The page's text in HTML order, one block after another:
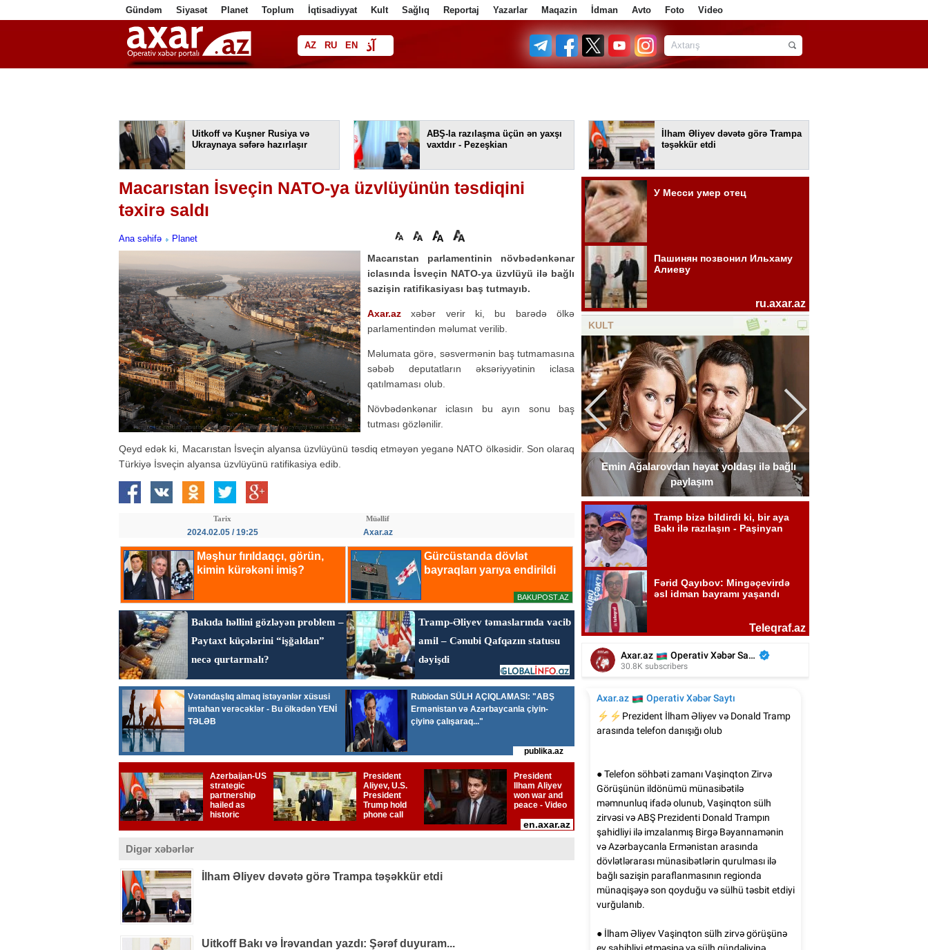
Gündəm Siyasət Planet Toplum İqtisadiyyat Kult Sağlıq Reportaj Yazarlar Maqazin İdman Avto Foto Video
AZ RU EN آذ
فا
Uitkoff və Kuşner Rusiya və
Ukraynaya səfərə hazırlaşır
ABŞ-la razılaşma üçün ən yaxşı
vaxtdır - Pezeşkian
İlham Əliyev dəvətə görə Trampa
təşəkkür etdi
Macarıstan İsveçin NATO-ya üzvlüyünün təsdiqini
təxirə saldı
Ana səhifə Planet
Macarıstan parlamentinin növbədənkənar
iclasında İsveçin NATO-ya üzvlüyü ilə bağlı
sazişin ratifikasiyası baş tutmayıb.
Axar.az xəbər verir ki, bu barədə ölkə
parlamentindən məlumat verilib.
Məlumata görə, səsvermənin baş tutmamasına
səbəb deputatların əksəriyyətinin iclasa
qatılmaması olub.
Növbədənkənar iclasın bu ayın sonu baş
tutması gözlənilir.
Qeyd edək ki, Macarıstan İsveçin alyansa üzvlüyünü təsdiq etməyən yeganə NATO ölkəsidir. Son olaraq
Türkiyə İsveçin alyansa üzvlüyünü ratifikasiya edib.
Tarix
2024.02.05 / 19:25
Müəllif
Axar.az
Digər xəbərlər
İlham Əliyev dəvətə görə Trampa təşəkkür etdi
Uitkoff Bakı və İrəvandan yazdı: Şərəf duyuram...
KULT
Emin Ağalarovdan həyat yoldaşı ilə bağlı
paylaşım
Elşad Xosenin ölüm xəbəri yayıldı
Emin Ağalarovdan həyat yoldaşı ilə bağlı